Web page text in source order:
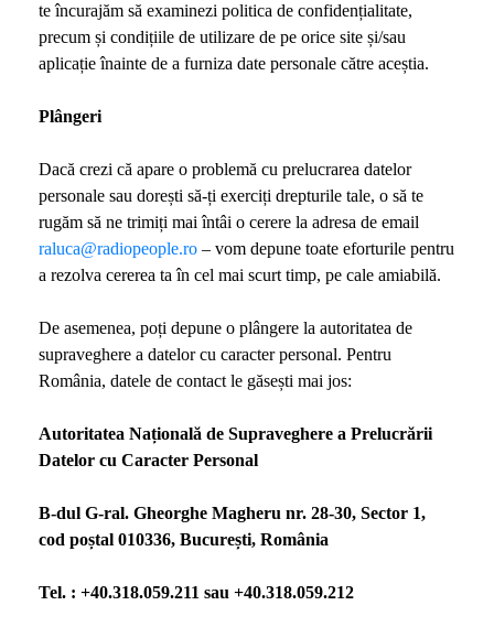
te încurajăm să examinezi politica de confidențialitate,
precum și condițiile de utilizare de pe orice site și/sau
aplicație înainte de a furniza date personale către aceștia.
Plângeri
Dacă crezi că apare o problemă cu prelucrarea datelor
personale sau dorești să-ți exerciți drepturile tale, o să te
rugăm să ne trimiți mai întâi o cerere la adresa de email
raluca@radiopeople.ro – vom depune toate eforturile pentru
a rezolva cererea ta în cel mai scurt timp, pe cale amiabilă.
De asemenea, poți depune o plângere la autoritatea de
supraveghere a datelor cu caracter personal. Pentru
România, datele de contact le găsești mai jos:
Autoritatea Națională de Supraveghere a Prelucrării
Datelor cu Caracter Personal
B-dul G-ral. Gheorghe Magheru nr. 28-30, Sector 1,
cod poștal 010336, București, România
Tel. : +40.318.059.211 sau +40.318.059.212